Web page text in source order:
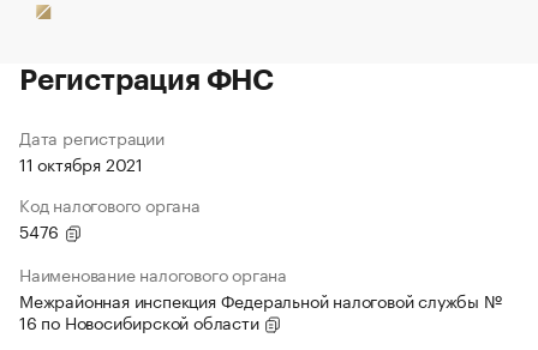
Регистрация ФНС
Дата регистрации
11 октября 2021
Код налогового органа
5476
Наименование налогового органа
Межрайонная инспекция Федеральной налоговой службы №
16 по Новосибирской области